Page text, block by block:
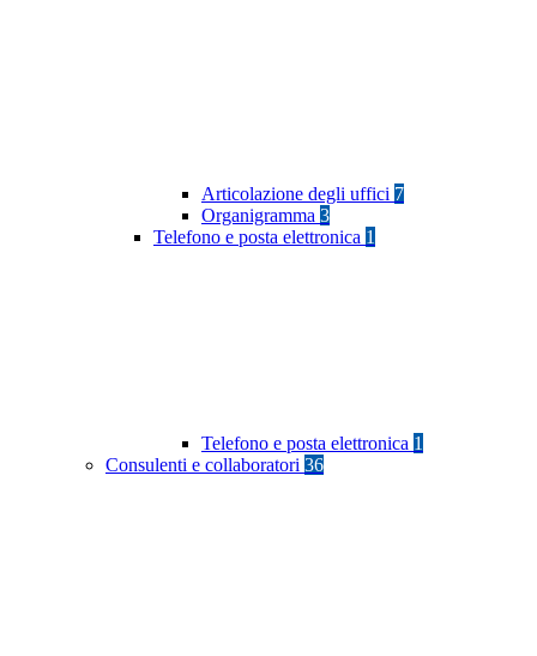
Articolazione degli uffici 7
Organigramma 3
Telefono e posta elettronica 1
Telefono e posta elettronica 1
Consulenti e collaboratori 36